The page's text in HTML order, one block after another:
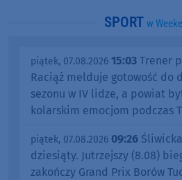
SPORT w
piątek, 07.08.2026 15:03 Trener
Raciąż melduje gotowość do
sezonu w IV lidze, a powiat
kolarskim emocjom podczas
piątek, 07.08.2026 09:26
dziesiąty. Jutrzejszy (8.08)
zakończy Grand Prix Borów